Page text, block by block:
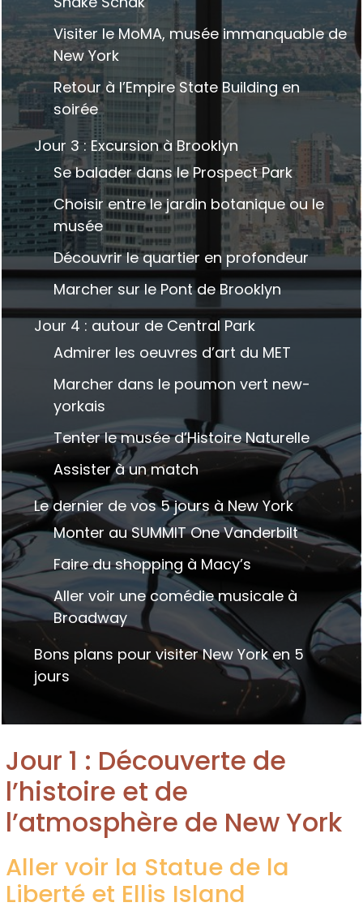
Visiter le MoMA, musée immanquable de
New York
Retour à l’Empire State Building en
soirée
Jour 3 : Excursion à Brooklyn
Se balader dans le Prospect Park
Choisir entre le jardin botanique ou le
musée
Découvrir le quartier en profondeur
Marcher sur le Pont de Brooklyn
Jour 4 : autour de Central Park
Admirer les oeuvres d’art du MET
Marcher dans le poumon vert new-
yorkais
Tenter le musée d’Histoire Naturelle
Assister à un match
Le dernier de vos 5 jours à New York
Monter au SUMMIT One Vanderbilt
Faire du shopping à Macy’s
Aller voir une comédie musicale à
Broadway
Bons plans pour visiter New York en 5
jours
Jour 1 : Découverte de
l’histoire et de
l’atmosphère de New York
Aller voir la Statue de la
Liberté et Ellis Island